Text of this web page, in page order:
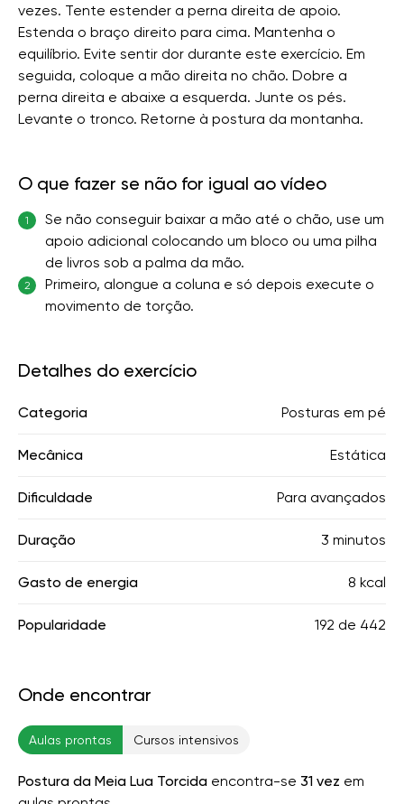
vezes. Tente estender a perna direita de apoio.
Estenda o braço direito para cima. Mantenha o
equilíbrio. Evite sentir dor durante este exercício. Em
seguida, coloque a mão direita no chão. Dobre a
perna direita e abaixe a esquerda. Junte os pés.
Levante o tronco. Retorne à postura da montanha.
O que fazer se não for igual ao vídeo
1
Se não conseguir baixar a mão até o chão, use um
apoio adicional colocando um bloco ou uma pilha
de livros sob a palma da mão.
2
Primeiro, alongue a coluna e só depois execute o
movimento de torção.
Detalhes do exercício
Categoria Posturas em pé
Mecânica Estática
Dificuldade Para avançados
Duração 3 minutos
Gasto de energia 8 kcal
Popularidade 192 de 442
Onde encontrar
Aulas prontas Cursos intensivos
Postura da Meia Lua Torcida encontra-se 31 vez em